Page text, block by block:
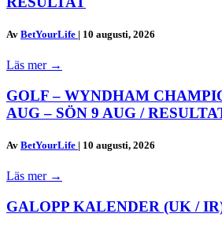
Av BetYourLife | 10 augusti, 2026
Läs mer →
GOLF – WYNDHAM
AUG – SÖN 9 AUG /
Av BetYourLife | 10 augusti, 2026
Läs mer →
GALOPP KALENDER (UK /